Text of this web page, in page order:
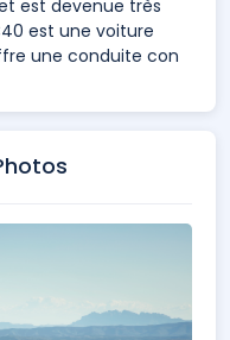
est devenue très
est une voiture
une conduite con